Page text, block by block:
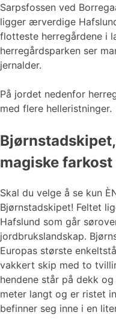
Sarpsfossen ved
ligger ærverdige
flotteste herregårdene i
herregårdsparken ser
jernalder.
På jordet nedenfor
med flere helleristninger.
magiske farkost
Skal du velge å se kun
Bjørnstadskipet! Feltet
Hafslund som går
jordbrukslandskap.
Europas største
vakkert skip med to
hendene står på dekk
meter langt og er ristet
befinner seg inne i en